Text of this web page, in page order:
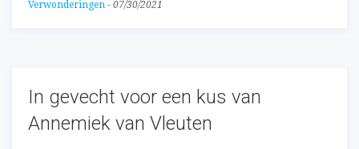
Verwonderingen - 07/30/2021
In gevecht voor een kus van
Annemiek van Vleuten